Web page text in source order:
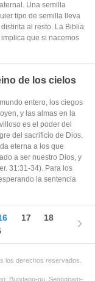
Una semilla
tipo de semilla lleva
al resto. La Biblia
que si nacemos
de los cielos
entero, los ciegos
y las almas en la
es el poder del
del sacrificio de Dios.
eterna a los que
a ser nuestro Dios, y
31:31-34). Para los
la sentencia
17
18
los derechos reservados.
Bundang-gu, Seongnam-